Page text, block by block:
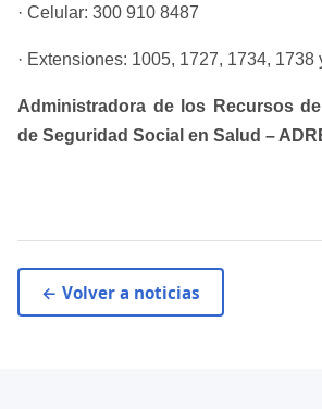
· Celular: 300 910 8487
· Extensiones: 1005, 1727, 1734, 1738
Administradora de los Recursos
de Seguridad Social en Salud –
← Volver a noticias